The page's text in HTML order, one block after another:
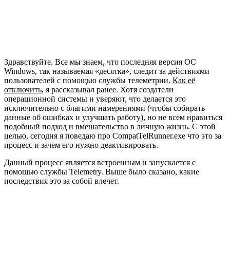
Здравствуйте. Все мы знаем, что последняя версия ОС
Windows, так называемая «десятка», следит за действиями
пользователей с помощью службы телеметрии. Как её
отключить, я рассказывал ранее. Хотя создатели
операционной системы и уверяют, что делается это
исключительно с благими намерениями (чтобы собирать
данные об ошибках и улучшать работу), но не всем нравиться
подобный подход и вмешательство в личную жизнь. С этой
целью, сегодня я поведаю про CompatTelRunner.exe что это за
процесс и зачем его нужно деактивировать.
Данный процесс является встроенным и запускается с
помощью службы Telemetry. Выше было сказано, какие
последствия это за собой влечет.